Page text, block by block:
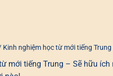
Kinh nghiệm học từ mới tiếng Trung
mới tiếng Trung – Sẽ hữu